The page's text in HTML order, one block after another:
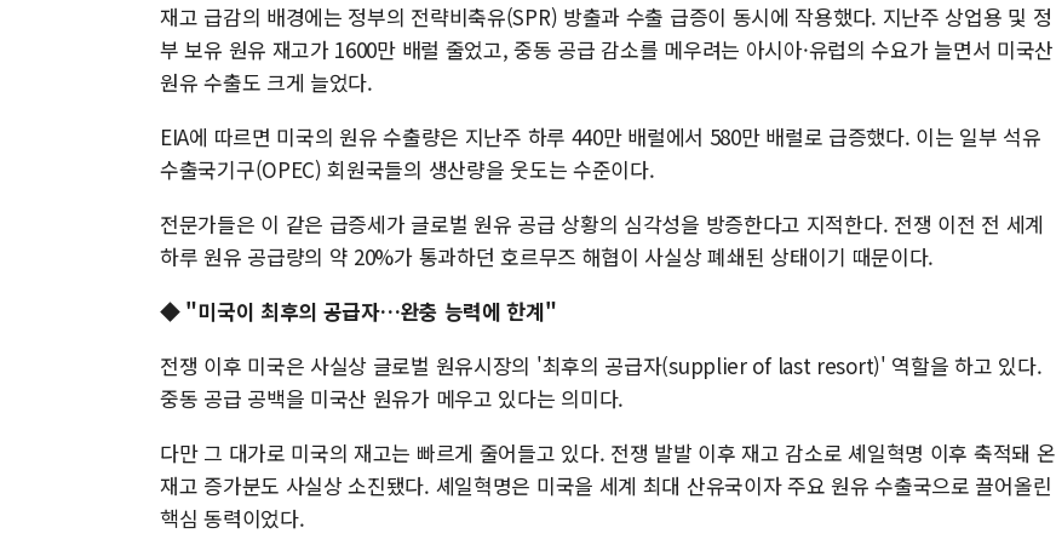
재고 급감의 배경에는 정부의 전략비축유(SPR) 방출과 수출 급증이 동시에 작용했다. 지난주 상업용 및 정
부 보유 원유 재고가 1600만 배럴 줄었고, 중동 공급 감소를 메우려는 아시아·유럽의 수요가 늘면서 미국산
원유 수출도 크게 늘었다.
EIA에 따르면 미국의 원유 수출량은 지난주 하루 440만 배럴에서 580만 배럴로 급증했다. 이는 일부 석유
수출국기구(OPEC) 회원국들의 생산량을 웃도는 수준이다.
전문가들은 이 같은 급증세가 글로벌 원유 공급 상황의 심각성을 방증한다고 지적한다. 전쟁 이전 전 세계
하루 원유 공급량의 약 20%가 통과하던 호르무즈 해협이 사실상 폐쇄된 상태이기 때문이다.
◆"미국이 최후의 공급자…완충 능력에 한계"
전쟁 이후 미국은 사실상 글로벌 원유시장의 '최후의 공급자(supplier of last resort)' 역할을 하고 있다.
중동 공급 공백을 미국산 원유가 메우고 있다는 의미다.
다만 그 대가로 미국의 재고는 빠르게 줄어들고 있다. 전쟁 발발 이후 재고 감소로 셰일혁명 이후 축적돼 온
재고 증가분도 사실상 소진됐다. 셰일혁명은 미국을 세계 최대 산유국이자 주요 원유 수출국으로 끌어올린
핵심 동력이었다.